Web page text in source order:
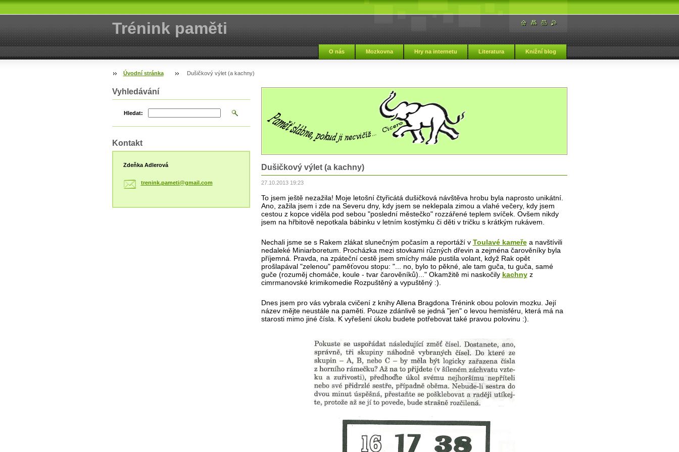
Trénink paměti
O nás Mozkovna Hry na internetu Literatura Knižní blog
Úvodní stránka Dušičkový výlet (a kachny)
Dušičkový výlet (a kachny)
27.10.2013 19:23
To jsem ještě nezažila! Moje letošní čtyřicátá dušičková návštěva hrobu byla naprosto unikátní.
Ano, zažila jsem i zde na Severu dny, kdy jsem se neklepala zimou a vlahé večery, kdy jsem
cestou z kopce viděla pod sebou "poslední městečko" rozzářené teplem svíček. Ovšem nikdy
jsem na hřbitově nepotkala bábinku v letním kostýmku či děti v tričku s krátkým rukávem.
Nechali jsme se s Rakem zlákat slunečným počasím a reportáží v Toulavé kameřea navštívili
nedaleké Miniarboretum. Procházka mezi stovkami různých dřevin a zejména čarověníky byla
příjemná. Pravda, na zpáteční cestě jsem smíchy mále pustila volant, když Rak opět
prošlapával "zelenou" paměťovou stopu: "... no, bylo to pěkné, ale tam guča, tu guča, samé
guče (rozuměj chomáče, koule - tvar čarověníků)..." Okamžitě mi naskočily kachnyz
cimrmanovské krimikomedie Rozpuštěný a vypuštěný :).
Dnes jsem pro vás vybrala cvičení z knihy Allena Bragdona Trénink obou polovin mozku. Její
název mějte neustále na paměti. Pouze zdánlivě se jedná "jen" o levou hemisféru, která má na
starosti mimo jiné čísla. K vyřešení úkolu budete potřebovat také pravou polovinu :).
Vyhledávání
Hledat:
Kontakt
Zdeňka Adlerová
trenink.pameti@gmail.com